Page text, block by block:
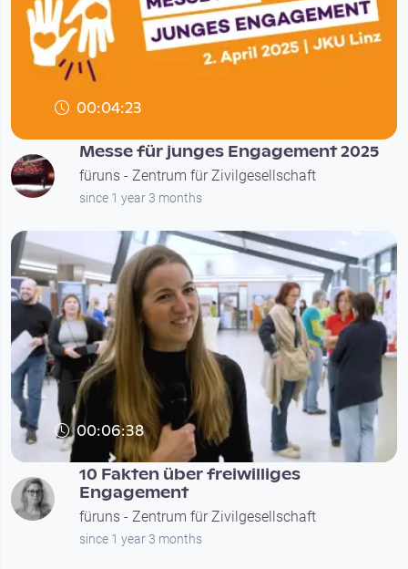
00:04:23
Messe für junges Engagement 2025
füruns - Zentrum für Zivilgesellschaft
since 1 year 3 months
00:06:38
10 Fakten über freiwilliges
Engagement
füruns - Zentrum für Zivilgesellschaft
since 1 year 3 months